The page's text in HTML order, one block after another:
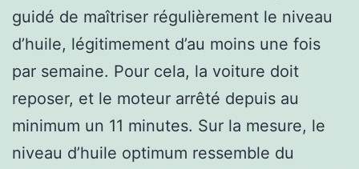
guidé de maîtriser régulièrement le niveau
d’huile, légitimement d’au moins une fois
par semaine. Pour cela, la voiture doit
reposer, et le moteur arrêté depuis au
minimum un 11 minutes. Sur la mesure, le
niveau d’huile optimum ressemble du